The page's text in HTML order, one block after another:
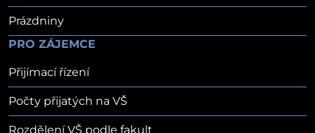
Prázdniny
PRO ZÁJEMCE
Přijímací řízení
Počty přijatých na VŠ
Rozdělení VŠ podle fakult